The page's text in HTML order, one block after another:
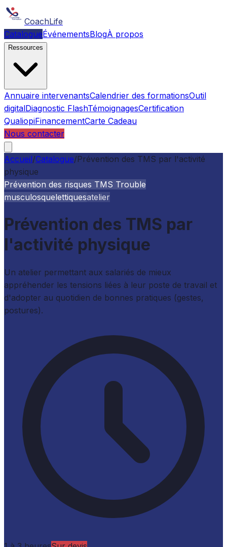
CoachLife
CatalogueÉvénementsBlogÀ propos
Ressources
Annuaire intervenantsCalendrier des formationsOutil
digitalDiagnostic FlashTémoignagesCertification
QualiopiFinancementCarte Cadeau
Nous contacter
Accueil/Catalogue/Prévention des TMS par l'activité
physique
Prévention des risques TMS Trouble
musculosquelettiquesatelier
Prévention des TMS par
l'activité physique
Un atelier permettant aux salariés de mieux
appréhender les tensions liées à leur poste de travail et
d'adopter au quotidien de bonnes pratiques (gestes,
postures).